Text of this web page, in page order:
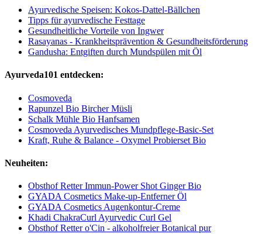
Ayurvedische Speisen: Kokos-Dattel-Bällchen
Tipps für ayurvedische Festtage
Gesundheitliche Vorteile von Ingwer
Rasayanas - Krankheitsprävention & Gesundheitsförderung
Gandusha: Entgiften durch Mundspülen mit Öl
Ayurveda101 entdecken:
Cosmoveda
Rapunzel Bio Bircher Müsli
Schalk Mühle Bio Hanfsamen
Cosmoveda Ayurvedisches Mundpflege-Basic-Set
Kraft, Ruhe & Balance - Oxymel Probierset Bio
Neuheiten:
Obsthof Retter Immun-Power Shot Ginger Bio
GYADA Cosmetics Make-up-Entferner Öl
GYADA Cosmetics Augenkontur-Creme
Khadi ChakraCurl Ayurvedic Curl Gel
Obsthof Retter o'Cin - alkoholfreier Botanical pur